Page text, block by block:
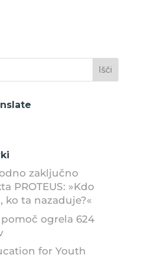
zaključno
PROTEUS: »Kdo
ko ta nazaduje?«
ogrela 624
for Youth